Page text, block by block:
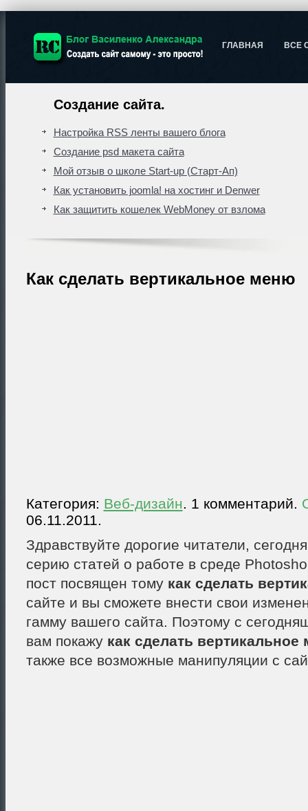
ВСЕ
ГЛАВНАЯ
Создание сайта.
Настройка RSS ленты вашего блога
Создание psd макета сайта
Мой отзыв о школе Start-up (Старт-Ап)
Как установить joomla! на хостинг и Denwer
Как защитить кошелек WebMoney от взлома
Как сделать вертикальное меню
Категория: Веб-дизайн. 1 комментарий.
06.11.2011.
Здравствуйте дорогие читатели,
серию статей о работе в среде
пост посвящен тому как сделать
сайте и вы сможете внести свои
гамму вашего сайта. Поэтому с
вам покажу как сделать
также все возможные манипуляции с